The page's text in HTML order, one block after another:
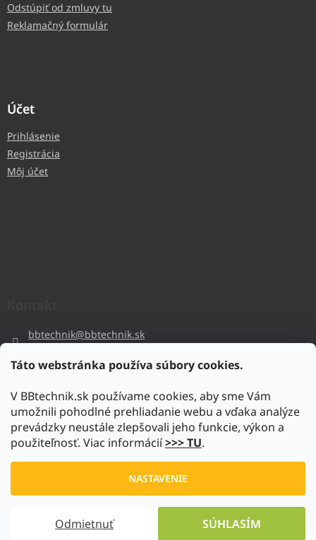
Táto webstránka používa súbory cookies.
V BBtechnik.sk používame cookies, aby sme Vám
umožnili pohodlné prehliadanie webu a vďaka analýze
prevádzky neustále zlepšovali jeho funkcie, výkon a
použiteľnosť. Viac informácií>>> TU.
NASTAVENIE
Odmietnuť SÚHLASÍM
Odstúpiť od zmluvy tu
Reklamačný formulár
Účet
Prihlásenie
Registrácia
Môj účet
bbtechnik@bbtechnik.sk
bbtechnik
https://www.youtube.com/@bb-techniks.r.o.7746
www.bbtechnik.sk. Všetky práva vyhradené.
Upraviť nastavenie cookies